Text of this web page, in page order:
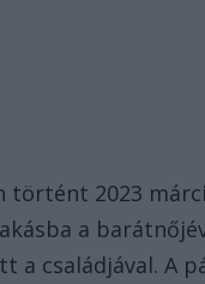
történt 2023
a
a családjával. A